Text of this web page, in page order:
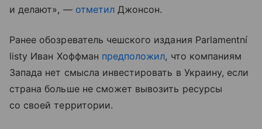
и делают», — отметилДжонсон.
Ранее обозреватель чешского издания Parlamentní
listy Иван Хоффман предположил, что компаниям
Запада нет смысла инвестировать в Украину, если
страна больше не сможет вывозить ресурсы
со своей территории.